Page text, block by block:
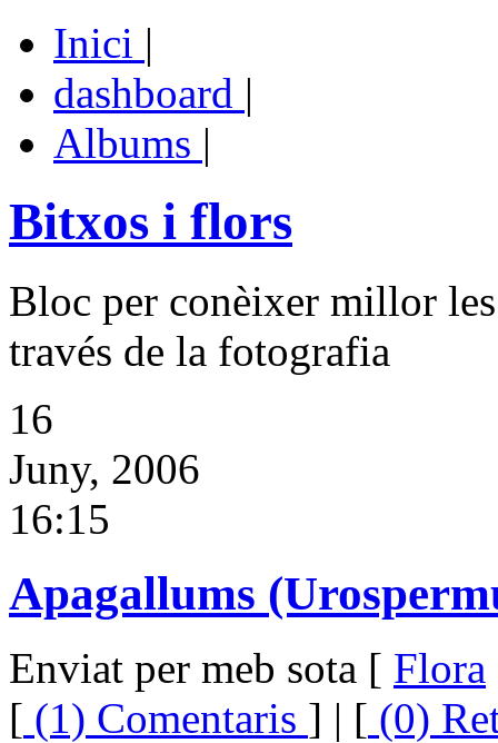
Inici |
dashboard |
Albums |
Bitxos i flors
Bloc per conèixer millor
través de la fotografia
16
Juny, 2006
16:15
Apagallums
Enviat per meb sota [ Flora
[ (1) Comentaris ] | [ (0)